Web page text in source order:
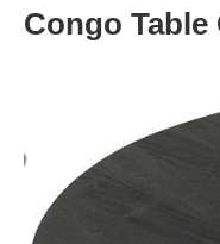
Congo